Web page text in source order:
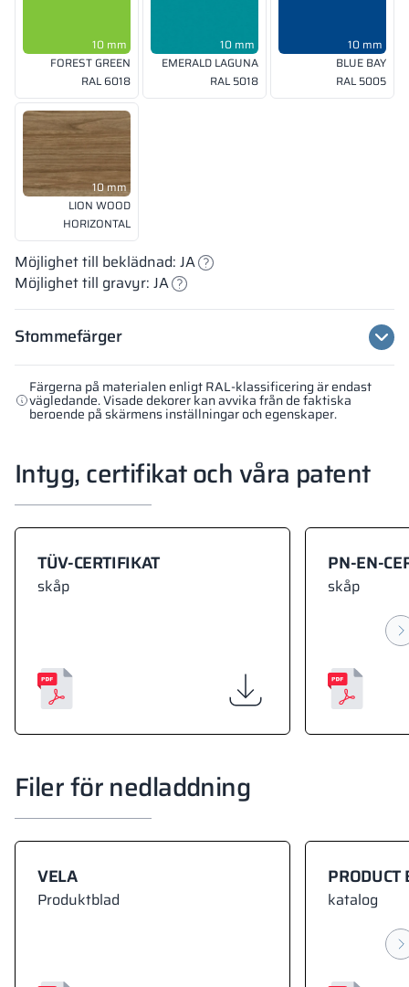
Färgerna på materialen enligt RAL-klassificering är endast
vägledande. Visade dekorer kan avvika från de faktiska
beroende på skärmens inställningar och egenskaper.
10 mm
FOREST GREEN
RAL 6018
10 mm
EMERALD LAGUNA
RAL 5018
10 mm
BLUE BAY
RAL 5005
10 mm
LION WOOD
HORIZONTAL
Möjlighet till beklädnad: JA
Möjlighet till gravyr: JA
Stommefärger
Intyg, certifikat och våra patent
TÜV-CERTIFIKAT
skåp
PN-EN-
skåp
Filer för nedladdning
VELA
Produktblad
PRODUCT
katalog